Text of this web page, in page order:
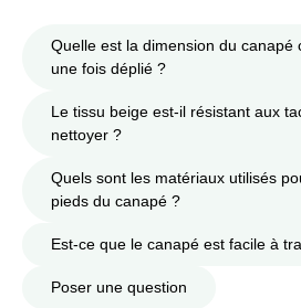
Quelle est la dimension du canapé
une fois déplié ?
Le tissu beige est-il résistant aux
nettoyer ?
Quels sont les matériaux utilisés
pieds du canapé ?
Est-ce que le canapé est facile à
Poser une question